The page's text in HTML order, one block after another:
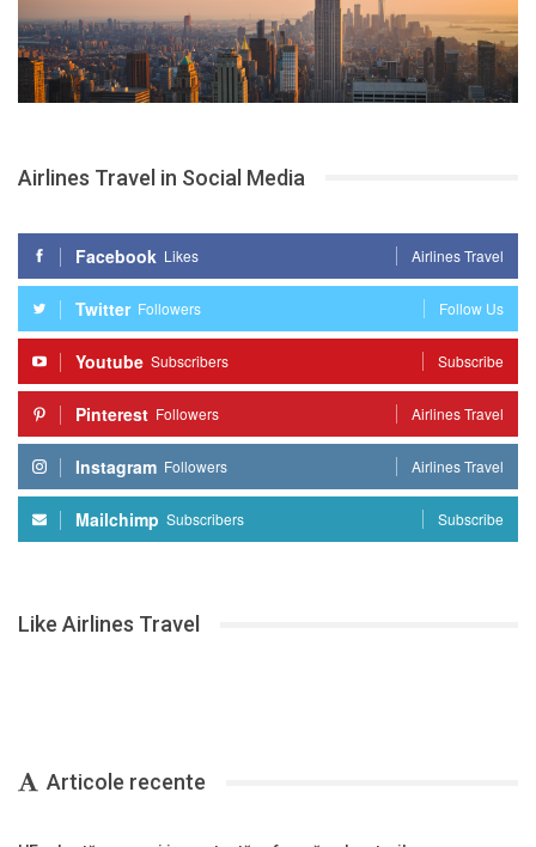
Airlines Travel in Social Media
Facebook Likes Airlines Travel
Twitter Followers Follow Us
Youtube Subscribers Subscribe
Pinterest Followers Airlines Travel
Instagram Followers Airlines Travel
Mailchimp Subscribers Subscribe
Like Airlines Travel
Articole recente